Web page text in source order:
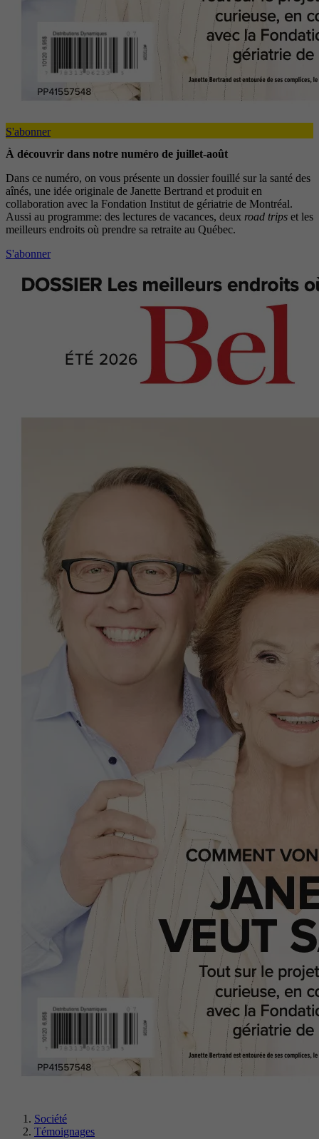
S'abonner
À découvrir dans notre numéro de juillet-août
Dans ce numéro, on vous présente un dossier fouillé sur la santé des
aînés, une idée originale de Janette Bertrand et produit en
collaboration avec la Fondation Institut de gériatrie de Montréal.
Aussi au programme: des lectures de vacances, deux road trips et les
meilleurs endroits où prendre sa retraite au Québec.
S'abonner
Société
Témoignages